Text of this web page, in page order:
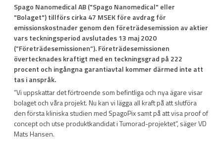
Spago Nanomedical AB ("Spago Nanomedical" eller
"Bolaget") tillförs cirka 47 MSEK före avdrag för
emissionskostnader genom den företrädesemission av aktier
vars teckningsperiod avslutades 13 maj 2020
(”Företrädesemissionen”). Företrädesemissionen
övertecknades kraftigt med en teckningsgrad på 222
procent och ingångna garantiavtal kommer därmed inte att
tas i anspråk.
”Vi uppskattar det förtroende som befintliga och nya ägare visar
bolaget och våra projekt. Nu kan vi lägga all kraft på att slutföra
den första kliniska studien med SpagoPix samt på att visa proof of
concept och utse produktkandidat i Tumorad-projektet”, säger VD
Mats Hansen.